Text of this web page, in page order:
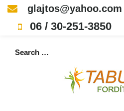
Skip
content
glajtos@yahoo.com
06 / 30-251-3850
Search